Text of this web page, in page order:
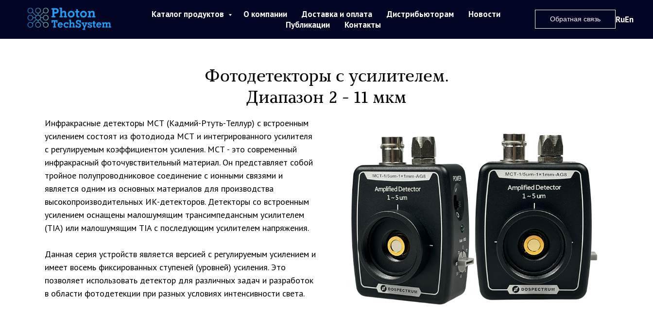
Каталог продуктов О компании Доставка и оплата Дистрибьюторам
Новости
Публикации
Контакты
Обратная связь RuEn
Фотодетекторы с усилителем.
Диапазон 2 - 11 мкм
Инфракрасные детекторы МСТ (Кадмий-Ртуть-Теллур) с встроенным
усилением состоят из фотодиода МСТ и интегрированного усилителя
с регулируемым коэффициентом усиления. МСТ - это современный
инфракрасный фоточувствительный материал. Он представляет собой
тройное полупроводниковое соединение с ионными связями и
является одним из основных материалов для производства
высокопроизводительных ИК-детекторов. Детекторы со встроенным
усилением оснащены малошумящим трансимпедансным усилителем
(TIA) или малошумящим TIA с последующим усилителем напряжения.
Данная серия устройств является версией с регулируемым усилением и
имеет восемь фиксированных ступеней (уровней) усиления. Это
позволяет использовать детектор для различных задач и разработок
в области фотодетекции при разных условиях интенсивности света.